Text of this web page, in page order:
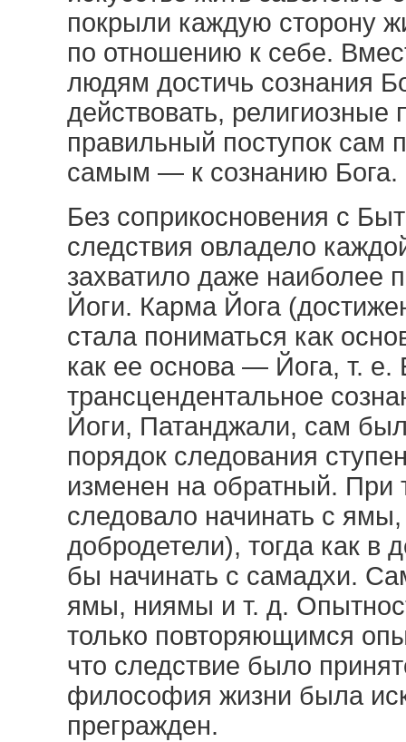
покрыли каждую сторону
по отношению к себе.
людям достичь сознания
действовать, религиозные
правильный поступок сам
самым — к сознанию Бога.
Без соприкосновения с
следствия овладело
захватило даже наиболее
Йоги. Карма Йога
стала пониматься как
как ее основа — Йога, т. е.
трансцендентальное
Йоги, Патанджали, сам
порядок следования
изменен на обратный. При
следовало начинать с
добродетели), тогда как в
бы начинать с самадхи.
ямы, ниямы и т. д.
только повторяющимся
что следствие было
философия жизни была
прегражден.